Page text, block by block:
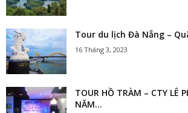
Tour du lịch Đà Nẵng –
16 Tháng 3, 2023
TOUR HỒ TRÀM – CTY LÊ
NĂM...